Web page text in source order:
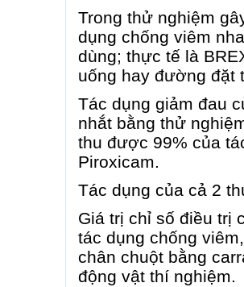
Trong thử nghiệm
dụng chống viêm
dùng; thực tế là
uống hay đường đặt
Tác dụng giảm đau
nhắt bằng thử
thu được 99% của
Piroxicam.
Tác dụng của cả 2
Giá trị chỉ số điều trị
tác dụng chống
chân chuột bằng
động vật thí nghiệm.